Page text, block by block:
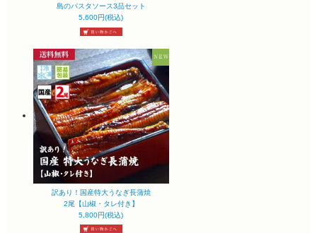
島のパスタソース3品セット
5,600円(税込)
訳あり！国産特大うなぎ長蒲焼
2尾【山椒・タレ付き】
5,800円(税込)